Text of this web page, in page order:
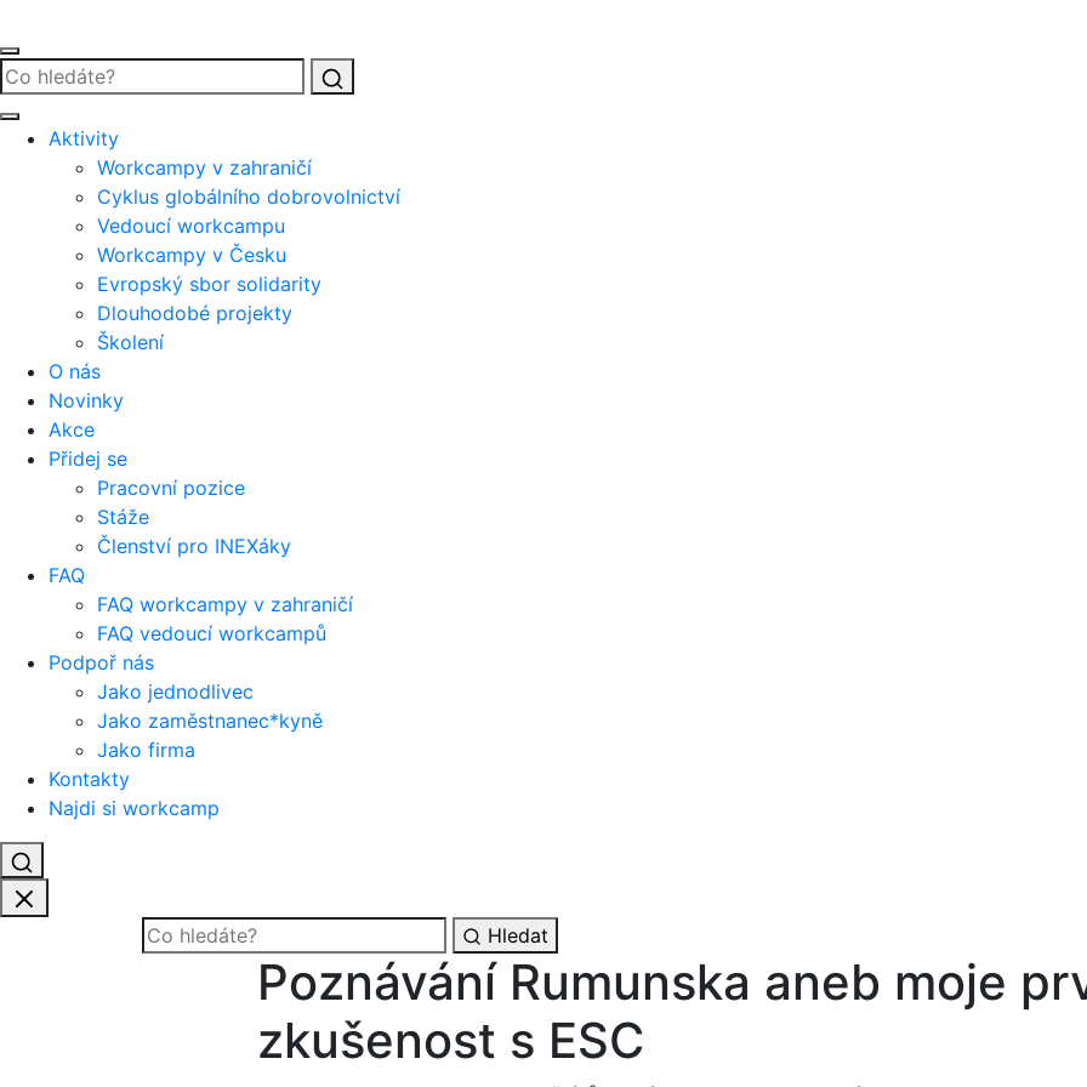
Vyhledat
Aktivity
Workcampy v zahraničí
Cyklus globálního dobrovolnictví
Vedoucí workcampu
Workcampy v Česku
Evropský sbor solidarity
Dlouhodobé projekty
Školení
O nás
Novinky
Akce
Přidej se
Pracovní pozice
Stáže
Členství pro INEXáky
FAQ
FAQ workcampy v zahraničí
FAQ vedoucí workcampů
Podpoř nás
Jako jednodlivec
Jako zaměstnanec*kyně
Jako firma
Kontakty
Najdi si workcamp
Hledat
Poznávání Rumunska aneb moje
zkušenost s ESC